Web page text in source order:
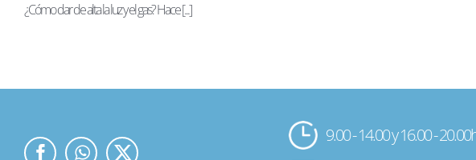
¿Cómo dar de alta la luz y el gas? Hace [...]
9.00 - 14.00 y 16.00 -